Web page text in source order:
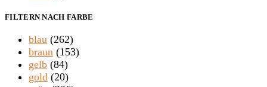
FILTERN NACH FARBE
blau (262)
braun (153)
gelb (84)
gold (20)